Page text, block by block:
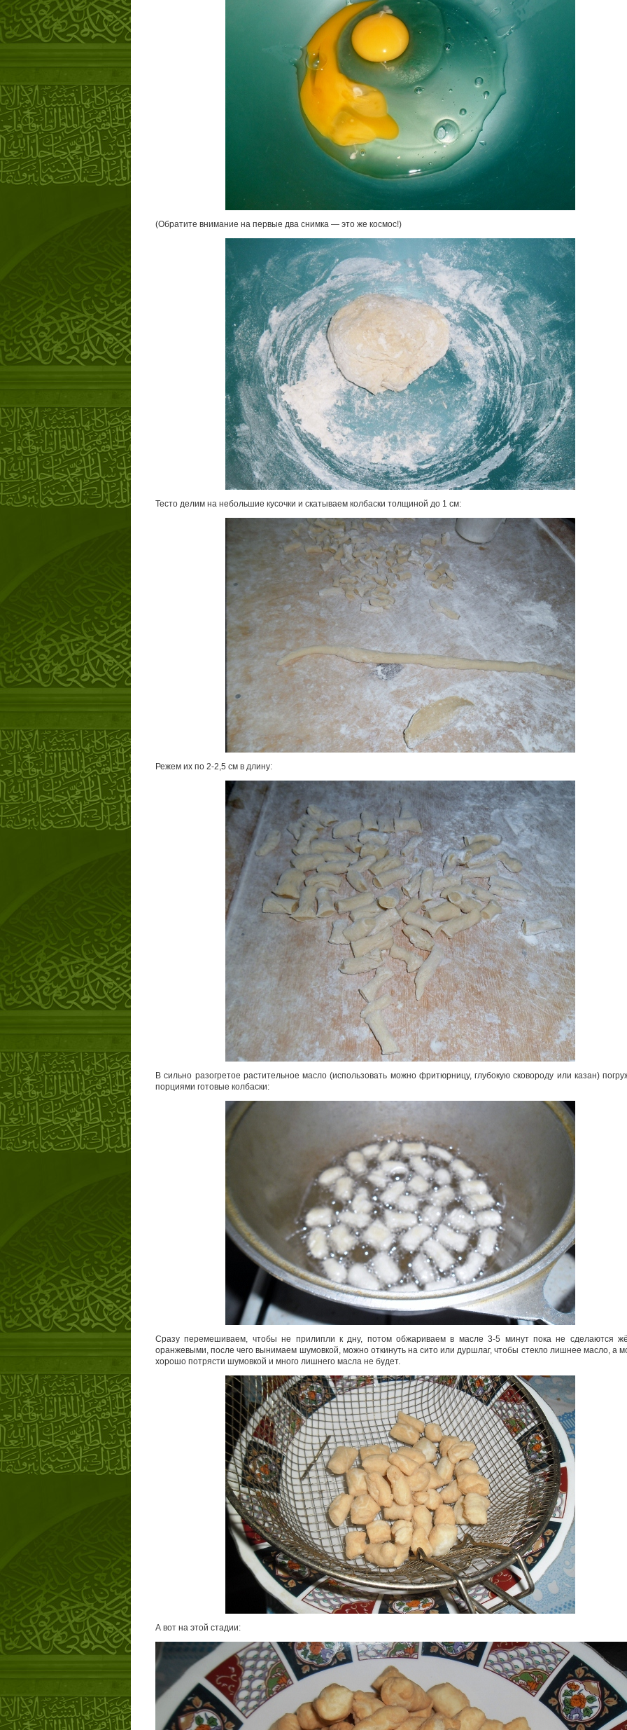
(Обратите внимание на первые два снимка — это же космос!)
Тесто делим на небольшие кусочки и скатываем колбаски толщиной до 1 см:
Режем их по 2-2,5 см в длину:
В сильно разогретое растительное масло (использовать можно фритюрницу, глубокую сковороду или казан)
порциями готовые колбаски:
Сразу перемешиваем, чтобы не прилипли к дну, потом обжариваем в масле 3-5 минут пока не сделаются
оранжевыми, после чего вынимаем шумовкой, можно откинуть на сито или дуршлаг, чтобы стекло лишнее масло, а
хорошо потрясти шумовкой и много лишнего масла не будет.
А вот на этой стадии: